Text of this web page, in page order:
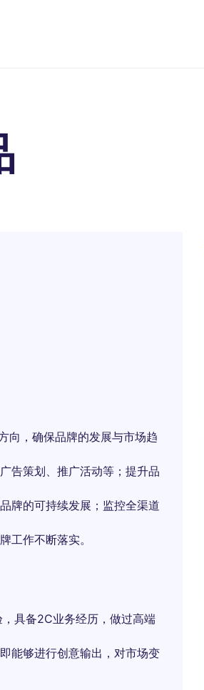
向，确保品牌的发展与市场趋
告策划、推广活动等；提升品
牌的可持续发展；监控全渠道
工作不断落实。
具备2C业务经历，做过高端
能够进行创意输出，对市场变